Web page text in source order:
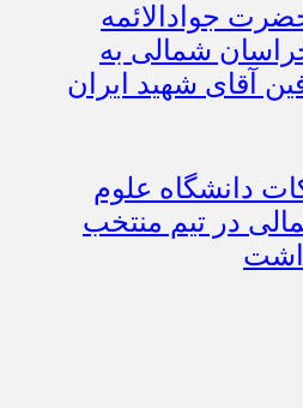
جوادالائمه
شمالی به
آقای شهید ایران
دانشگاه علوم
در تیم منتخب